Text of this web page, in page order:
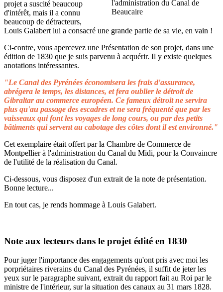
projet a suscité beaucoup
d'intérêt, mais il a connu
beaucoup de détracteurs,
Louis Galabert lui a consacré une grande partie de sa vie, en vain !
Ci-contre, vous apercevez une Présentation de son projet, dans une
édition de 1830 que je suis parvenu à acquérir. Il y existe quelques
anotations intéressantes.
"Le Canal des Pyrénées économisera les frais d'assurance,
abrégera le temps, les distances, et fera oublier le détroit de
Gibraltar au commerce européen. Ce fameux détroit ne servira
plus qu'au passage des escadres et ne sera fréquenté que par les
vaisseaux qui font les voyages de long cours, ou par des petits
bâtiments qui servent au cabotage des côtes dont il est environné."
Cet exemplaire était offert par la Chambre de Commerce de
Montpellier à l'administration du Canal du Midi, pour la Convaincre
de l'utilité de la réalisation du Canal.
Ci-dessous, vous disposez d'un extrait de la note de présentation.
Bonne lecture...
En tout cas, je rends hommage à Louis Galabert.
Note aux lecteurs dans le projet édité en 1830
Pour juger l'importance des engagements qu'ont pris avec moi les
porpriétaires riverains du Canal des Pyrénées, il suffit de jeter les
yeux sur le paragraphe suivant, extrait du rapport fait au Roi par le
ministre de l'intérieur, sur la situation des canaux au 31 mars 1828.